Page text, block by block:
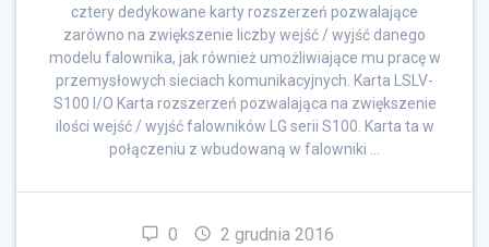
cztery dedykowane karty rozszerzeń pozwalające
zarówno na zwiększenie liczby wejść / wyjść danego
modelu falownika, jak również umożliwiające mu pracę w
przemysłowych sieciach komunikacyjnych. Karta LSLV-
S100 I/O Karta rozszerzeń pozwalająca na zwiększenie
ilości wejść / wyjść falowników LG serii S100. Karta ta w
połączeniu z wbudowaną w falowniki …
0 2 grudnia 2016